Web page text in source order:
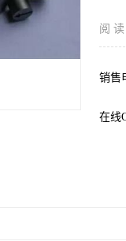
阅 读
销售
在线